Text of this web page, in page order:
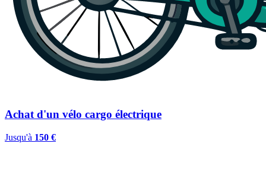
Achat d'un vélo cargo électrique
Jusqu'à 150 €